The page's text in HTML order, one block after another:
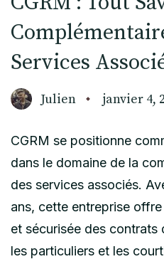
Services
Julien janvier 4,
CGRM se positionne
dans le domaine de la
des services associés.
ans, cette entreprise
et sécurisée des contrats
les particuliers et les